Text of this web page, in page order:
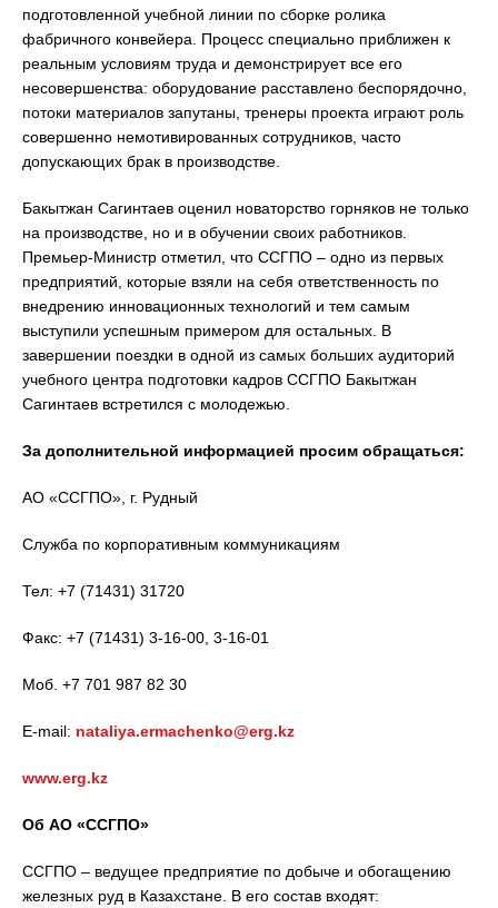
подготовленной учебной линии по сборке ролика
фабричного конвейера. Процесс специально приближен к
реальным условиям труда и демонстрирует все его
несовершенства: оборудование расставлено беспорядочно,
потоки материалов запутаны, тренеры проекта играют роль
совершенно немотивированных сотрудников, часто
допускающих брак в производстве.
Бакытжан Сагинтаев оценил новаторство горняков не только
на производстве, но и в обучении своих работников.
Премьер-Министр отметил, что ССГПО – одно из первых
предприятий, которые взяли на себя ответственность по
внедрению инновационных технологий и тем самым
выступили успешным примером для остальных. В
завершении поездки в одной из самых больших аудиторий
учебного центра подготовки кадров ССГПО Бакытжан
Сагинтаев встретился с молодежью.
За дополнительной информацией просим обращаться:
АО «ССГПО», г. Рудный
Служба по корпоративным коммуникациям
Тел: +7 (71431) 31720
Факс: +7 (71431) 3-16-00, 3-16-01
Моб. +7 701 987 82 30
E-mail: nataliya.ermachenko@erg.kz
www.erg.kz
Об АО «ССГПО»
ССГПО – ведущее предприятие по добыче и обогащению
железных руд в Казахстане. В его состав входят: